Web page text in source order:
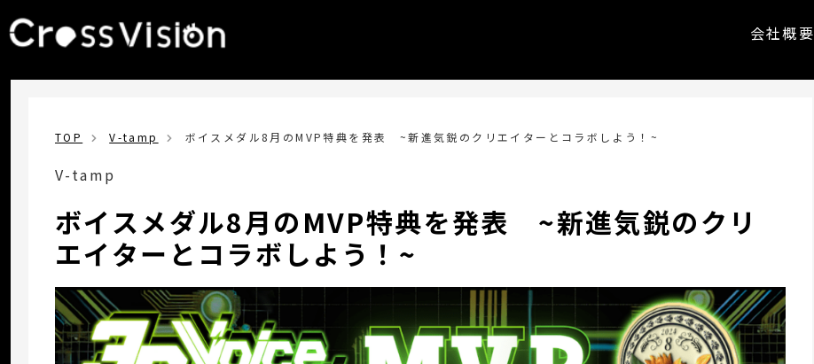
会社概要
TOP V-tamp ボイスメダル8月のMVP特典を発表 ~新進気鋭のクリエイターとコラボしよう！~
V-tamp
ボイスメダル8月のMVP特典を発表 ~新進気鋭のクリ
エイターとコラボしよう！~